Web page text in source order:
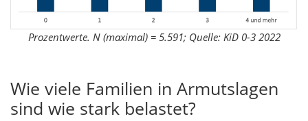
Prozentwerte. N (maximal) = 5.591; Quelle: KiD 0-3 2022
Wie viele Familien in Armutslagen
sind wie stark belastet?